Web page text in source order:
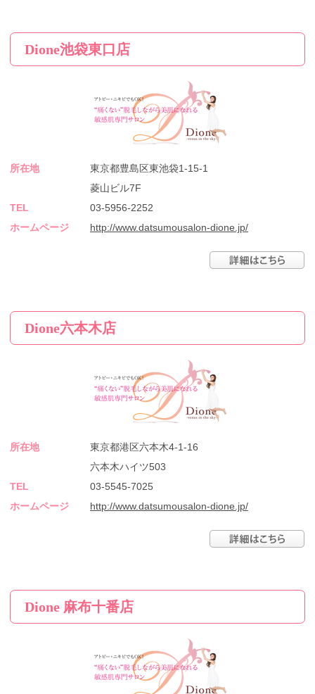
Dione池袋東口店
所在地
東京都豊島区東池袋1-15-1
菱山ビル7F
TEL
03-5956-2252
ホームページ
http://www.datsumousalon-dione.jp/
Dione六本木店
所在地
東京都港区六本木4-1-16
六本木ハイツ503
TEL
03-5545-7025
ホームページ
http://www.datsumousalon-dione.jp/
Dione 麻布十番店